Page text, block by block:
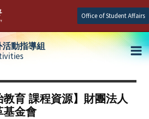
Office of Student Affairs
動指導組
教育 課程資源】財團法人
基金會